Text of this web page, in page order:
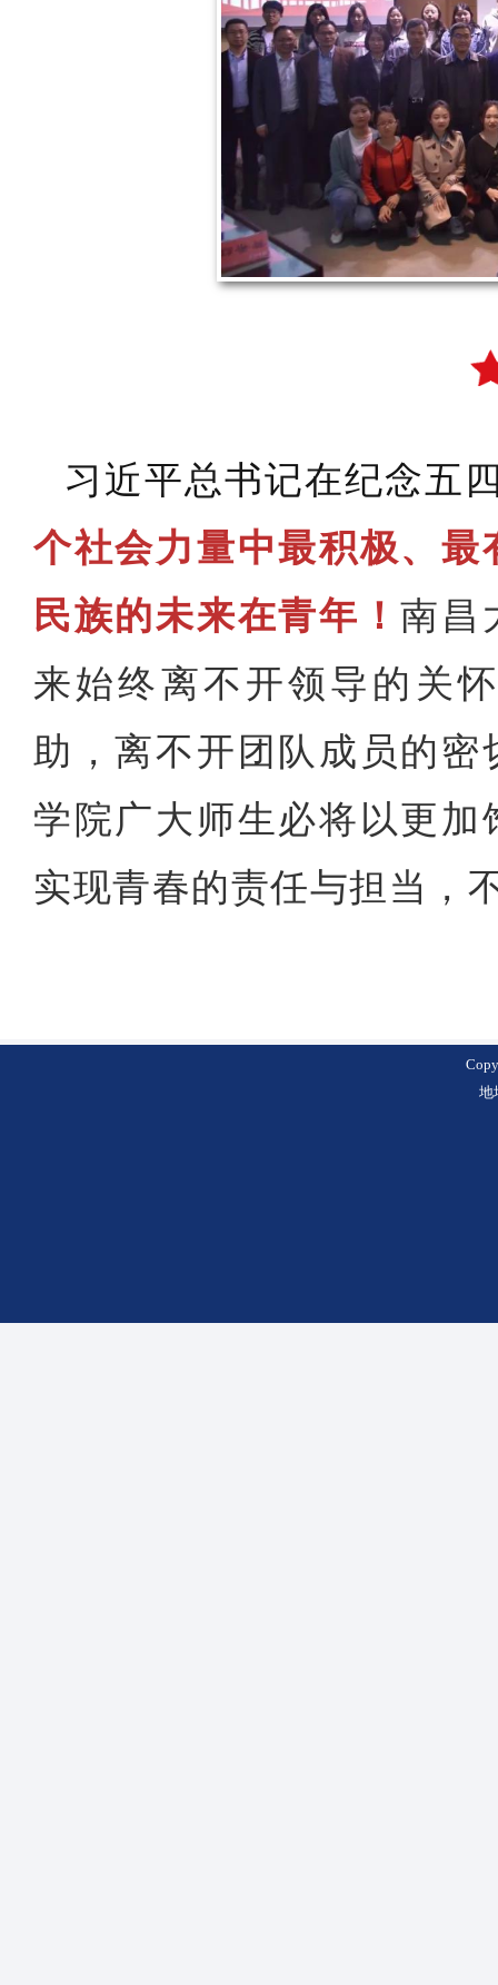
习近平总书记在纪念五
个社会力量中最积极、
民族的未来在青年！南昌
来始终离不开领导的关
助，离不开团队成员的
学院广大师生必将以更
实现青春的责任与担当，
地